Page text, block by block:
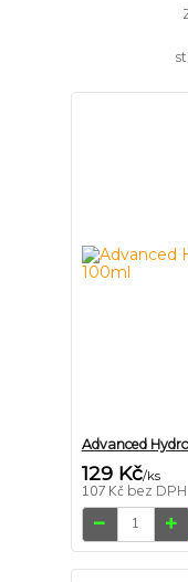
Advanced
129 Kč/ks
107 Kč bez DPH